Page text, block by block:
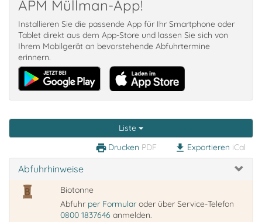
APM Müllman-App!
Installieren Sie die passende App für Ihr Smartphone oder
Tablet direkt aus dem App-Store und lassen Sie sich von
Ihrem Mobilgerät an bevorstehende Abfuhrtermine
erinnern.
Liste
print Drucken PDF download Exportieren iCal
Abfuhrhinweise
Biotonne
Abfuhr per Formular oder über Service-Telefon
0800 1837646 anmelden.